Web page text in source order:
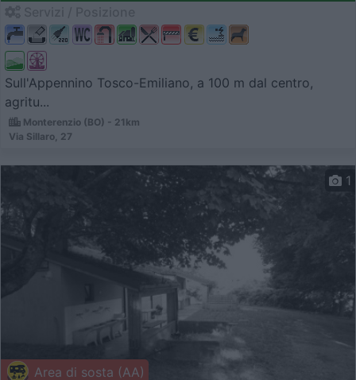
Sull'Appennino Tosco-Emiliano, a 100 m dal centro,
agritu...
Monterenzio (BO) - 21km
Via Sillaro, 27
Area di sosta (AA)
1